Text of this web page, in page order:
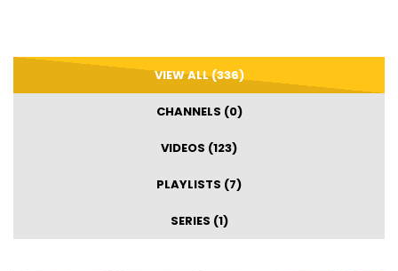
VIEW ALL (336)
CHANNELS (0)
VIDEOS (123)
PLAYLISTS (7)
SERIES (1)